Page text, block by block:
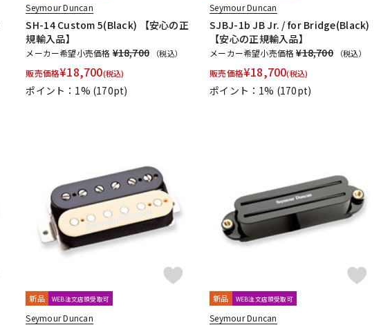
Seymour Duncan
SH-14 Custom 5(Black) 【安心の正
規輸入品】
メーカー希望小売価格 ¥18,700 （税込）
販売価格¥18,700(税込)
ポイント：1% (170pt)
Seymour Duncan
SJBJ-1b JB Jr. / for Bridge(Black)
【安心の正規輸入品】
メーカー希望小売価格¥18,700 （税込）
販売価格¥18,700(税込)
ポイント：1% (170pt)
新品 WEB注文店頭受取可
Seymour Duncan
新品 WEB注文店頭受取可
Seymour Duncan